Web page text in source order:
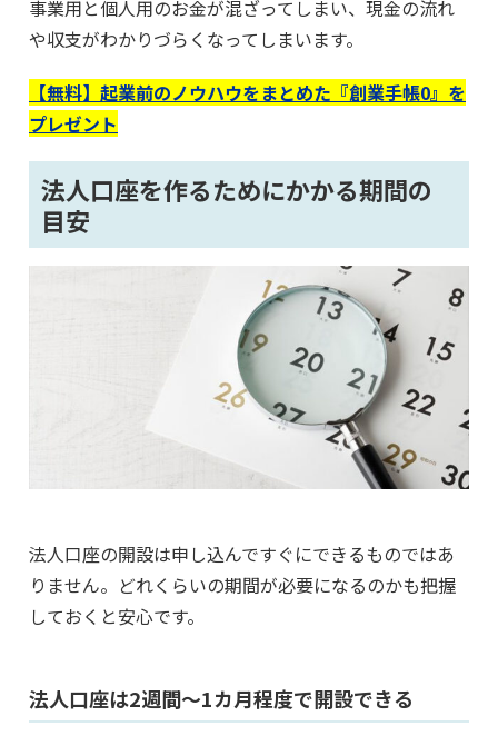
事業用と個人用のお金が混ざってしまい、現金の流れ
や収支がわかりづらくなってしまいます。
【無料】起業前のノウハウをまとめた『創業手帳0』を
プレゼント
法人口座を作るためにかかる期間の
目安
法人口座の開設は申し込んですぐにできるものではあ
りません。どれくらいの期間が必要になるのかも把握
しておくと安心です。
法人口座は2週間～1カ月程度で開設できる